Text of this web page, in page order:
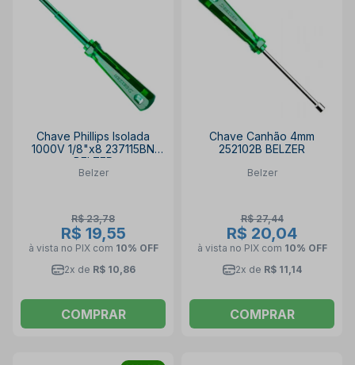
Chave Phillips Isolada
1000V 1/8"x8 237115BN
BELZER
Belzer
R$ 23,78
R$ 19,55
à vista no PIX com 10% OFF
2x de R$ 10,86
COMPRAR
Chave Canhão 4mm
252102B BELZER
Belzer
R$ 27,44
R$ 20,04
à vista no PIX com 10% OFF
2x de R$ 11,14
COMPRAR